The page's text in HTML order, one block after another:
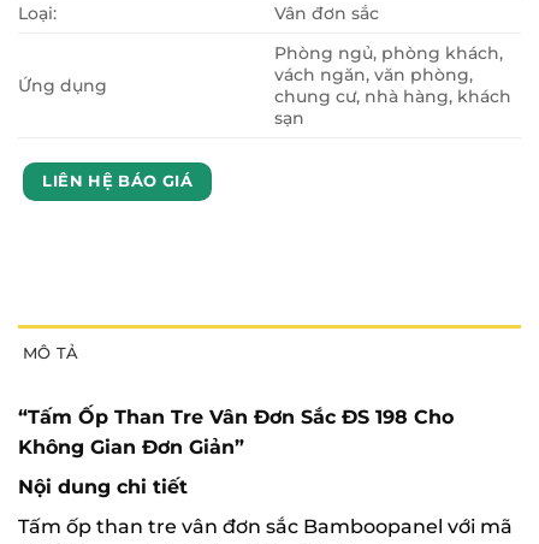
Loại:
Vân đơn sắc
Ứng dụng
Phòng ngủ, phòng khách,
vách ngăn, văn phòng,
chung cư, nhà hàng, khách
sạn
LIÊN HỆ BÁO GIÁ
MÔ TẢ
“Tấm Ốp Than Tre Vân Đơn Sắc ĐS 198 Cho
Không Gian Đơn Giản”
Nội dung chi tiết
Tấm ốp than tre vân đơn sắc Bamboopanel với mã